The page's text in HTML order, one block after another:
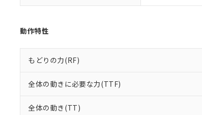
動作特性
もどりの力(RF)
全体の動きに必要な力(TTF)
全体の動き(TT)